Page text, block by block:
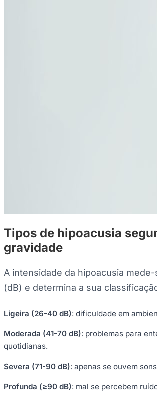
Tipos de hipoacusia
gravidade
A intensidade da hipoacusia
(dB) e determina a sua
Ligeira (26-40 dB): dificuldade em
Moderada (41-70 dB): problemas para
quotidianas.
Severa (71-90 dB): apenas se ouvem
Profunda (≥90 dB): mal se percebem